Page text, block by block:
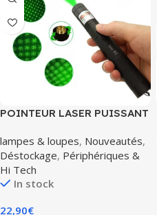
POINTEUR LASER PUISSANT
1mW 10KM verrou de sureté
lampes & loupes, Nouveautés,
Déstockage, Périphériques &
Hi Tech
In stock
22,90€